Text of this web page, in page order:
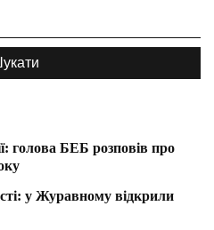
голова БЕБ розповів про
у Журавному відкрили